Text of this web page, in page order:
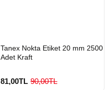
GÖNDERİ
Tanex Nokta Etiket 20 mm 2500
Adet Kraft
81,00TL 90,00TL